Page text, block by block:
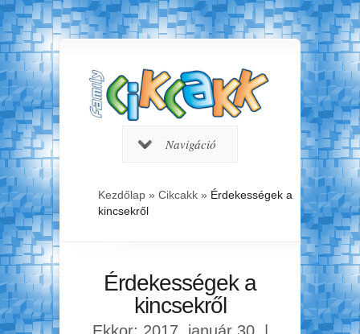
Navigáció
Kezdőlap » Cikcakk » Érdekességek a
kincsekről
Érdekességek a
kincsekről